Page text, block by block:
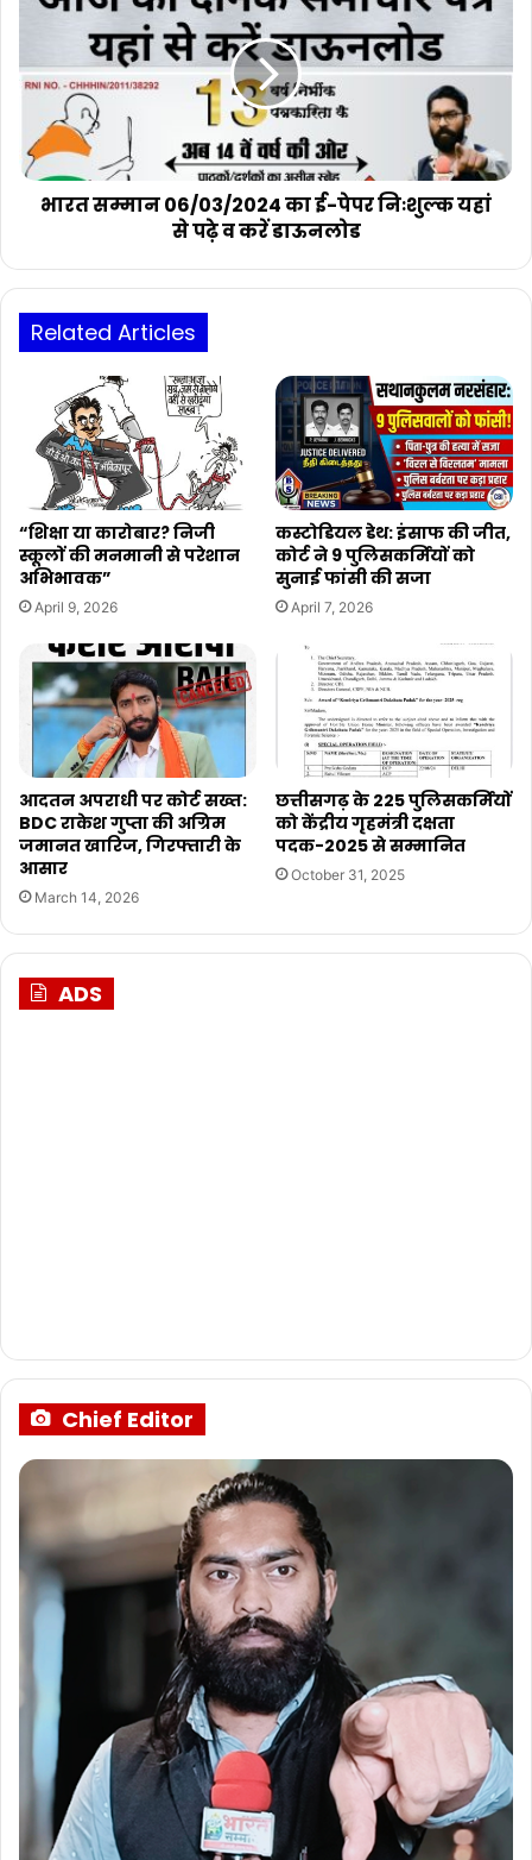
06/03/2024
ई-
निःशुल्क
यहां
से
डाऊनलोड
भारत सम्मान 06/03/2024 का ई-पेपर निःशुल्क यहां
से पढ़े व करें डाऊनलोड
Related Articles
“शिक्षा या कारोबार? निजी
स्कूलों की मनमानी से परेशान
अभिभावक”
April 9, 2026
कस्टोडियल डेथ: इंसाफ की जीत,
कोर्ट ने 9 पुलिसकर्मियों को
सुनाई फांसी की सजा
April 7, 2026
आदतन अपराधी पर कोर्ट सख्त:
BDC राकेश गुप्ता की अग्रिम
जमानत खारिज, गिरफ्तारी के
आसार
March 14, 2026
छत्तीसगढ़ के 225 पुलिसकर्मियों
को केंद्रीय गृहमंत्री दक्षता
पदक-2025 से सम्मानित
October 31, 2025
ADS
Chief Editor